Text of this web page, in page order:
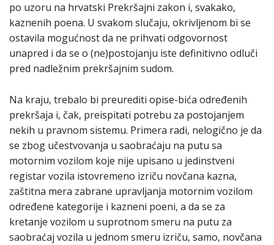
po uzoru na hrvatski Prekršajni zakon i, svakako,
kaznenih poena. U svakom slučaju, okrivljenom bi se
ostavila mogućnost da ne prihvati odgovornost
unapred i da se o (ne)postojanju iste definitivno odluči
pred nadležnim prekršajnim sudom.
Na kraju, trebalo bi preurediti opise-bića određenih
prekršaja i, čak, preispitati potrebu za postojanjem
nekih u pravnom sistemu. Primera radi, nelogično je da
se zbog učestvovanja u saobraćaju na putu sa
motornim vozilom koje nije upisano u jedinstveni
registar vozila istovremeno izriču novčana kazna,
zaštitna mera zabrane upravljanja motornim vozilom
određene kategorije i kazneni poeni, a da se za
kretanje vozilom u suprotnom smeru na putu za
saobraćaj vozila u jednom smeru izriču, samo, novčana